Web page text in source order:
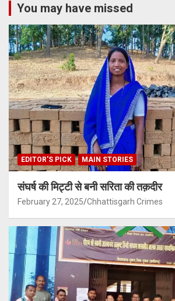
You may have missed
EDITOR'S PICK MAIN STORIES
संघर्ष की मिट्टी से बनी सरिता की तक़दीर
February 27, 2025 Chhattisgarh Crimes